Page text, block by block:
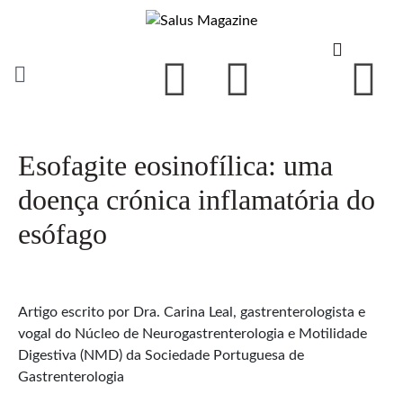
Esofagite eosinofílica: uma
doença crónica inflamatória do
esófago
Artigo escrito por Dra. Carina Leal, gastrenterologista e
vogal do Núcleo de Neurogastrenterologia e Motilidade
Digestiva (NMD) da Sociedade Portuguesa de
Gastrenterologia